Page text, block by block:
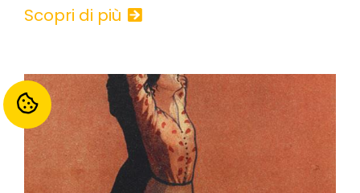
Scopri di più